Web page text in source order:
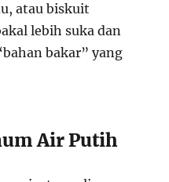
atau biskuit
lebih suka dan
bakar” yang
Air Putih